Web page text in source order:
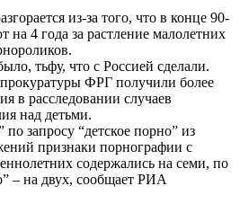
из-за того, что в конце 90-
на 4 года за растление малолетних
тьфу, что с Россией сделали.
ФРГ получили более
в расследовании случаев
над детьми.
запросу “детское порно” из
признаки порнографии с
содержались на семи, по
– на двух, сообщает РИА